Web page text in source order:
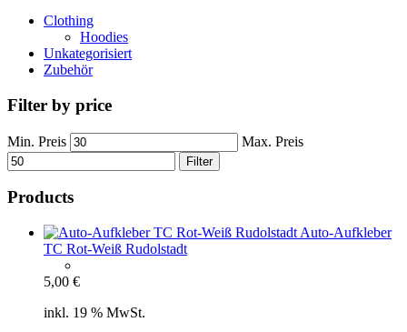
Clothing
Hoodies
Unkategorisiert
Zubehör
Filter by price
Min. Preis Max. Preis
Filter
Products
Auto-Aufkleber
TC Rot-Weiß Rudolstadt
5,00 €
inkl. 19 % MwSt.